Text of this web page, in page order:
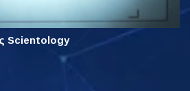
Scientology